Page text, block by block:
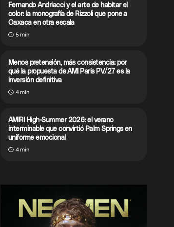
Fernando Andriacci y el arte de habitar el
color: la monografía de Rizzoli que pone a
Oaxaca en otra escala
5 min
Menos pretensión, más consistencia: por
qué la propuesta de AMI Paris PV/27 es la
inversión definitiva
4 min
AMIRI High-Summer 2026: el verano
interminable que convirtió Palm Springs en
uniforme emocional
4 min